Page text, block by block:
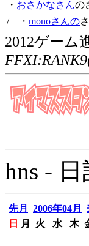
・ おさかなさんの
/ ・ monoさんの
2012ゲーム
hns -
先月 2006年04月
日
月 火 水 木